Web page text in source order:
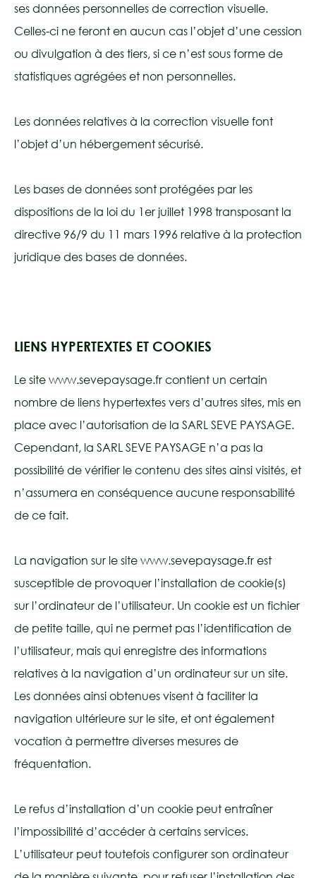
ses données personnelles de correction visuelle.
Celles-ci ne feront en aucun cas l’objet d’une cession
ou divulgation à des tiers, si ce n’est sous forme de
statistiques agrégées et non personnelles.
Les données relatives à la correction visuelle font
l’objet d’un hébergement sécurisé.
Les bases de données sont protégées par les
dispositions de la loi du 1er juillet 1998 transposant la
directive 96/9 du 11 mars 1996 relative à la protection
juridique des bases de données.
LIENS HYPERTEXTES ET COOKIES
Le site www.sevepaysage.fr contient un certain
nombre de liens hypertextes vers d’autres sites, mis en
place avec l’autorisation de la SARL SEVE PAYSAGE.
Cependant, la SARL SEVE PAYSAGE n’a pas la
possibilité de vérifier le contenu des sites ainsi visités, et
n’assumera en conséquence aucune responsabilité
de ce fait.
La navigation sur le site www.sevepaysage.fr est
susceptible de provoquer l’installation de cookie(s)
sur l’ordinateur de l’utilisateur. Un cookie est un fichier
de petite taille, qui ne permet pas l’identification de
l’utilisateur, mais qui enregistre des informations
relatives à la navigation d’un ordinateur sur un site.
Les données ainsi obtenues visent à faciliter la
navigation ultérieure sur le site, et ont également
vocation à permettre diverses mesures de
fréquentation.
Le refus d’installation d’un cookie peut entraîner
l’impossibilité d’accéder à certains services.
L’utilisateur peut toutefois configurer son ordinateur